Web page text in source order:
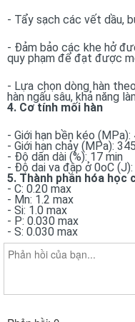
- Tẩy sạch các vết dầu,
- Đảm bảo các khe hở
quy phạm để đạt được
- Lựa chọn dòng hàn
hàn ngấu sâu, khả năng
4. Cơ tính mối hàn
- Giới hạn bền kéo (MPa):
- Giới hạn chảy (MPa):
- Độ dãn dài (%): 17 min
- Độ dai va đập ở 0oC
5. Thành phần hóa học
- C: 0.20 max
- Mn: 1.2 max
- Si: 1.0 max
- P: 0.030 max
- S: 0.030 max